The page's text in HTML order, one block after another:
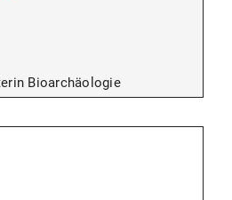
Bioarchäologie